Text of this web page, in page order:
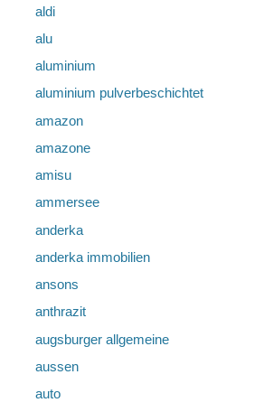
aldi
alu
aluminium
aluminium pulverbeschichtet
amazon
amazone
amisu
ammersee
anderka
anderka immobilien
ansons
anthrazit
augsburger allgemeine
aussen
auto